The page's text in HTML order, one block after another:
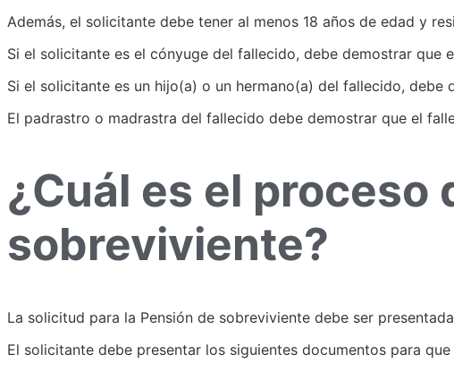
Además, el solicitante debe tener al menos 18 años de edad y
Si el solicitante es el cónyuge del fallecido, debe demostrar que
Si el solicitante es un hijo(a) o un hermano(a) del fallecido,
El padrastro o madrastra del fallecido debe demostrar que el
¿Cuál es el proceso
sobreviviente?
La solicitud para la Pensión de sobreviviente debe ser
El solicitante debe presentar los siguientes documentos para